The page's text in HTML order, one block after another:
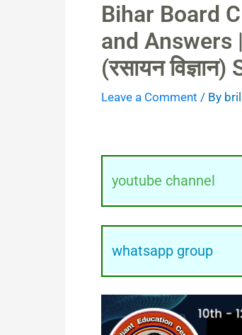
Bihar Board
and Answers
(रसायन
Leave a Comment / By
youtube channel
whatsapp group